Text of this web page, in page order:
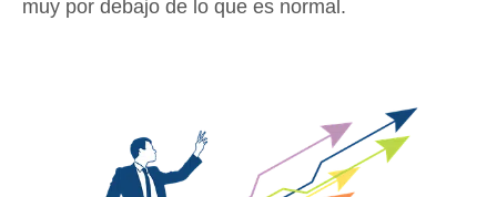
muy por debajo de lo que es normal.